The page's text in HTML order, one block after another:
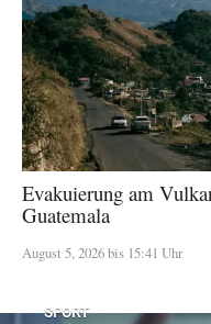
Evakuierung am
Guatemala
August 5, 2026 bis 15:41 Uhr
SPORT